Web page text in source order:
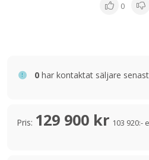
0
0 har kontaktat säljare
Pris: 129 900 kr 103 920:-